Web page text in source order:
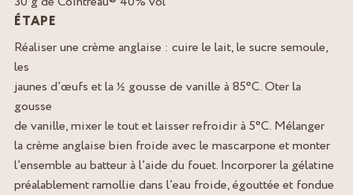
ÉTAPE
Réaliser une crème anglaise : cuire le lait, le sucre semoule,
les
jaunes d’œufs et la ½ gousse de vanille à 85°C. Oter la
gousse
de vanille, mixer le tout et laisser refroidir à 5°C. Mélanger
la crème anglaise bien froide avec le mascarpone et monter
l’ensemble au batteur à l’aide du fouet. Incorporer la gélatine
préalablement ramollie dans l’eau froide, égouttée et fondue